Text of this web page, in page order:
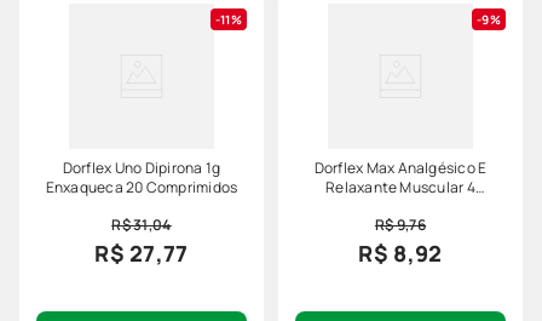
11%
Dorflex Uno Dipirona 1g
Enxaqueca 20 Comprimidos
R$ 31,04
R$ 27,77
9%
Dorflex Max Analgésico E
Relaxante Muscular 4
R$ 9,76
R$ 8,92